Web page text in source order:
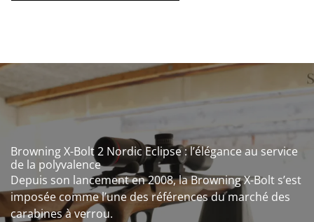
Browning X-Bolt 2 Nordic Eclipse : l’élégance au service
de la polyvalence
Depuis son lancement en 2008, la Browning X-Bolt s’est
imposée comme l’une des références du marché des
carabines à verrou.